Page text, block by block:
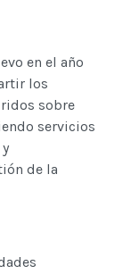
en el año
los
sobre
servicios
de la